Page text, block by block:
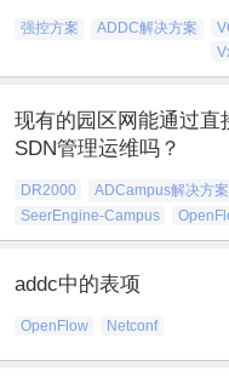
强控方案 ADDC解决方案
现有的园区网能通过直
SDN管理运维吗？
DR2000
ADCampus解决方案
SeerEngine-Campus
addc中的表项
OpenFlow Netconf